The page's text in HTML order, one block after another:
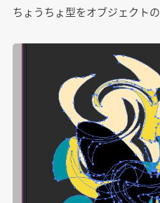
ちょうちょ型をオブジェクト